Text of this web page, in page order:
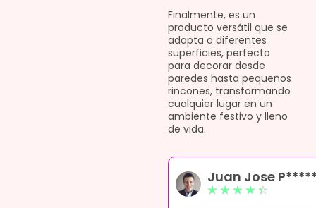
Finalmente, es un
producto versátil que se
adapta a diferentes
superficies, perfecto
para decorar desde
paredes hasta pequeños
rincones, transformando
cualquier lugar en un
ambiente festivo y lleno
de vida.
Juan Jose
☆ ☆ ☆ ☆ ☆